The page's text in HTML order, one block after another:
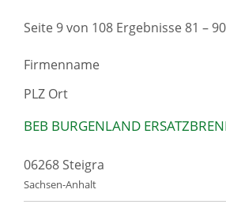
Seite 9 von 108 Ergebnisse 81 –
Firmenname
PLZ Ort
BEB BURGENLAND
06268 Steigra
Sachsen-Anhalt